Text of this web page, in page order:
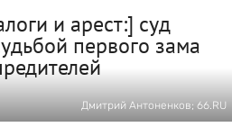
и арест:] суд
первого зама
Дмитрий Антоненков; 66.RU